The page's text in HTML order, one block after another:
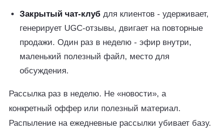
Закрытый чат-клуб для клиентов - удерживает,
генерирует UGC-отзывы, двигает на повторные
продажи. Один раз в неделю - эфир внутри,
маленький полезный файл, место для
обсуждения.
Рассылка раз в неделю. Не «новости», а
конкретный оффер или полезный материал.
Распыление на ежедневные рассылки убивает базу.